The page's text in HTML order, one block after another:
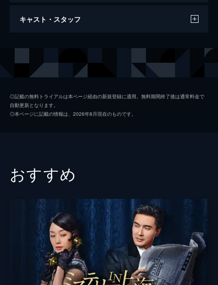
第1話 何がしたい
が、書道家の祖父が運営する書道教室を手伝
一永は、大事故に巻き込まれてしまう。
第2話 実はいい人
バイク事故が発生し、警官の陳楮英たちは運
転手の捜索を行っていた。同じ頃、町では化
第3話 お前が好き
化け物が乗り移った体の持ち主・鄭立松の事
因を探ろうと捜査を続ける。一方、一永の家
に隠れていた化け物が突然姿を消す。一永と
楮英は、駐輪場で化け物を見つけるが...。
第4話 名前は？
一永の借家の隣に新たな親子が引っ越してく
る。失業した父と一緒に挨拶にきた息子は、
キャスト・スタッフ
ポン・チエンヨウ
監督
◎記載の無料トライアルは本ページ経由の新規登録に適用。無料期間終了後は通常料金で
自動更新となります。
◎本ページに記載の情報は、2026年8月現在のものです。
おすすめ